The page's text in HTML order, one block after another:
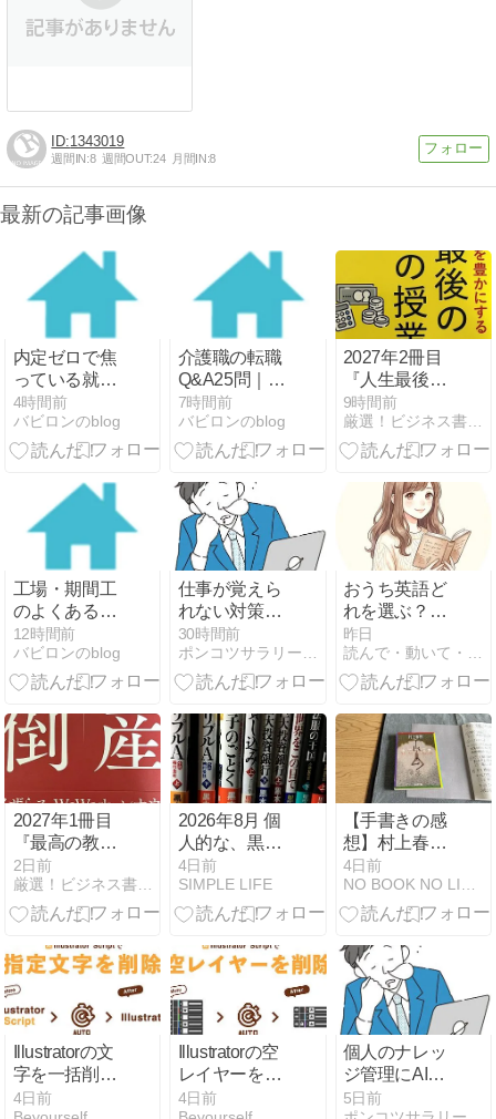
1343019
週間IN:8 週間OUT:24 月間IN:8
最新の記事画像
内定ゼロで焦
っている就活
生へ｜今から
やり直す手順
と、頼れるサ
4時間前
バビロンのblog
介護職の転職
Q&A25問｜資
格なしでも働
ける？夜勤な
しは可能？給
か
7時間前
バビロンのblog
2027年2冊目
『人生最後の
お金の授業』
9時間前
厳選！ビジネス書 今年の200冊
工場・期間工
のよくある質
問Q&A｜寮費
は無料？未経
験でも入れ
いくら？
12時間前
バビロンのblog
仕事が覚えら
れない対策は
AIにあり！記
憶力に頼らな
い新しい働き
30時間前
ポンコツサラリーマンの雑記帳 - 子どもと仕事と趣味の雑記帳
おうち英語ど
れを選ぶ？サ
ンリオ・ミラ
イコ・ちゃれ
んじ・DWE比
マ】
昨日
読んで・動いて・楽しい人生
2027年1冊目
『最高の教訓
倒産』
2日前
厳選！ビジネス書 今年の200冊
2026年8月 個
人的な、黒木
亮さんの本リ
スト
4日前
SIMPLE LIFE
【手書きの感
想】村上春樹
『東京奇譚
集』の世界観
めっちゃ好き
4日前
NO BOOK NO LIFE｜書評ブログ
Illustratorの文
字を一括削除
｜複数AIファ
4日前
Illustratorの空
レイヤーを一
括削除｜複数
4日前
個人のナレッ
ジ管理にAIを
活用すべき理
5日前